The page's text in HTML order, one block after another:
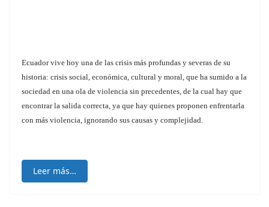
Ecuador vive hoy una de las crisis más profundas y severas de su
historia: crisis social, económica, cultural y moral, que ha sumido a la
sociedad en una ola de violencia sin precedentes, de la cual hay que
encontrar la salida correcta, ya que hay quienes proponen enfrentarla
con más violencia, ignorando sus causas y complejidad.
Leer más…